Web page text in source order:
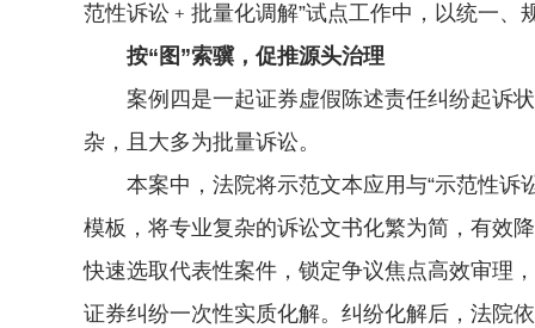
范性诉讼﹢批量化调解”试点工作中，以统一
按“图”索骥，促推源头治理
案例四是一起证券虚假陈述责任纠纷起诉状
杂，且大多为批量诉讼。
本案中，法院将示范文本应用与“示范性诉
模板，将专业复杂的诉讼文书化繁为简，有效
快速选取代表性案件，锁定争议焦点高效审理
证券纠纷一次性实质化解。纠纷化解后，法院